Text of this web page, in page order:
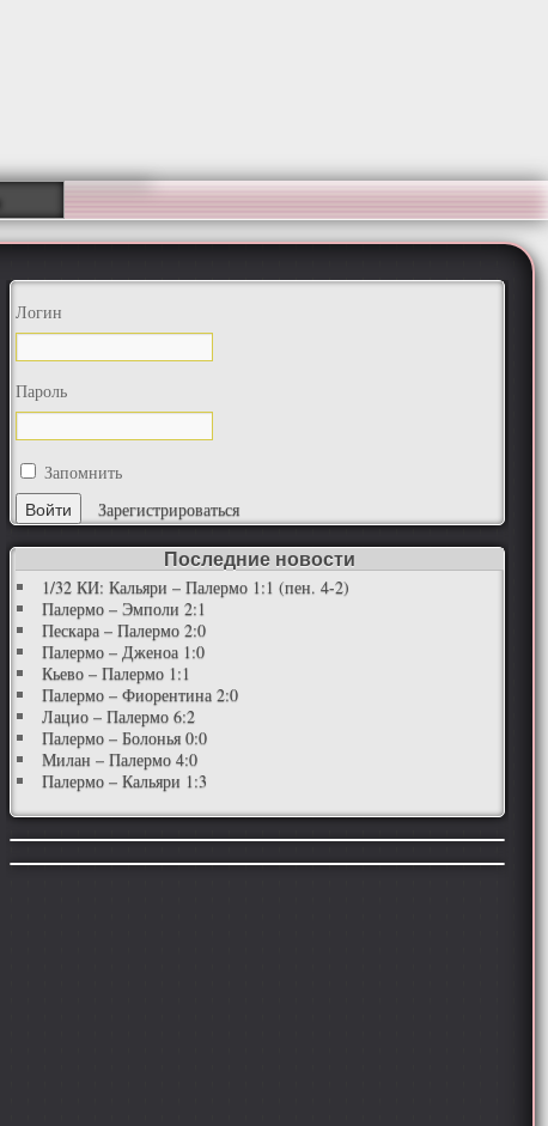
Логин
Пароль
Запомнить
Зарегистрироваться
Последние новости
1/32 КИ: Кальяри – Палермо 1:1 (пен. 4-2)
Палермо – Эмполи 2:1
Пескара – Палермо 2:0
Палермо – Дженоа 1:0
Кьево – Палермо 1:1
Палермо – Фиорентина 2:0
Лацио – Палермо 6:2
Палермо – Болонья 0:0
Милан – Палермо 4:0
Палермо – Кальяри 1:3